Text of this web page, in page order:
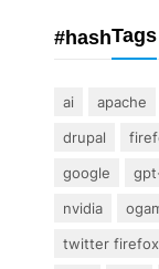
#hashTags
ai apache
drupal
google
nvidia
twitter firefox